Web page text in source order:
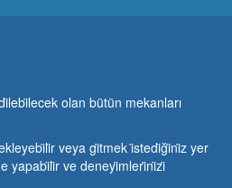
olan bütün mekanları
veya gi̇tmek i̇stedi̇ği̇ni̇z yer
yapabi̇li̇r ve deneyi̇mleri̇ni̇zi̇